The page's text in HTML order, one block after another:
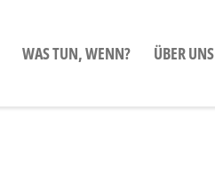
WAS TUN, WENN? ÜBER UNS